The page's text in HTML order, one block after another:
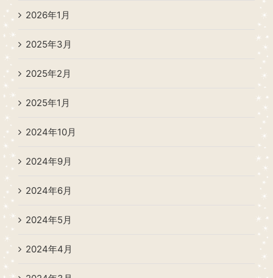
2026年1月
2025年3月
2025年2月
2025年1月
2024年10月
2024年9月
2024年6月
2024年5月
2024年4月